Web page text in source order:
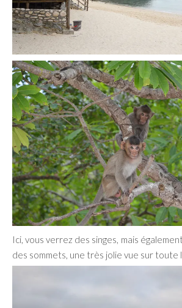
Ici, vous verrez des singes, mais
des sommets, une très jolie vue sur toute